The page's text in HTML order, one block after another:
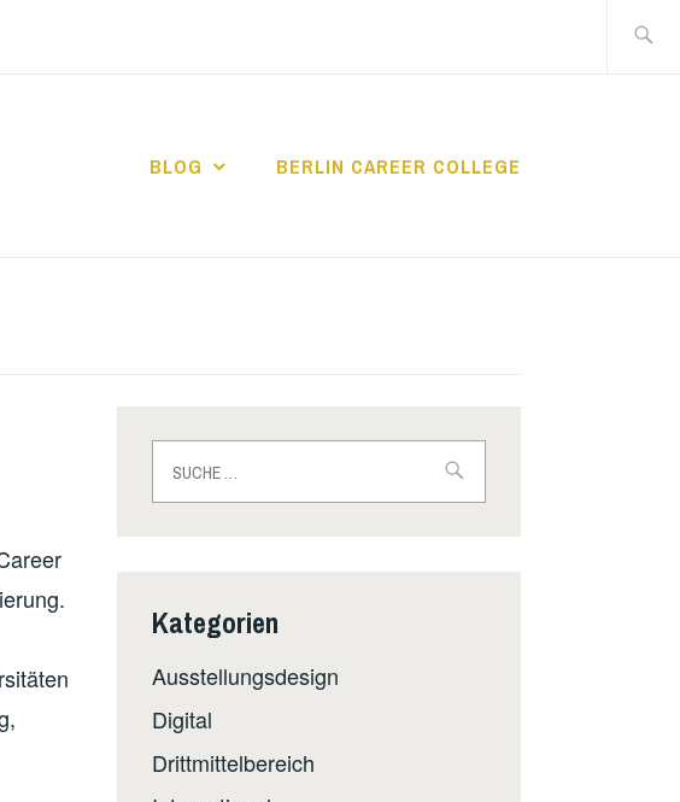
nach:
BLOG BERLIN CAREER COLLEGE
nach:
Kategorien
Ausstellungsdesign
Digital
Drittmittelbereich